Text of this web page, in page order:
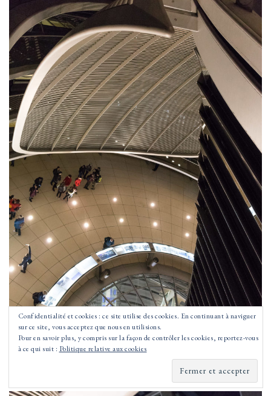
Confidentialité et cookies : ce site utilise des cookies. En continuant à naviguer
sur ce site, vous acceptez que nous en utilisions.
Pour en savoir plus, y compris sur la façon de contrôler les cookies, reportez-vous
à ce qui suit : Politique relative aux cookies